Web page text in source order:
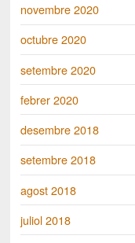
novembre 2020
octubre 2020
setembre 2020
febrer 2020
desembre 2018
setembre 2018
agost 2018
juliol 2018